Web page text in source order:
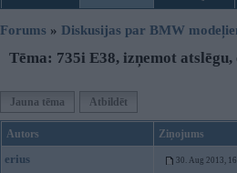
Forums » Diskusijas par BMW
Tēma: 735i E38, izņemot
Jauna tēma Atbildēt
Autors Ziņojums
erius 30. Aug 2013,